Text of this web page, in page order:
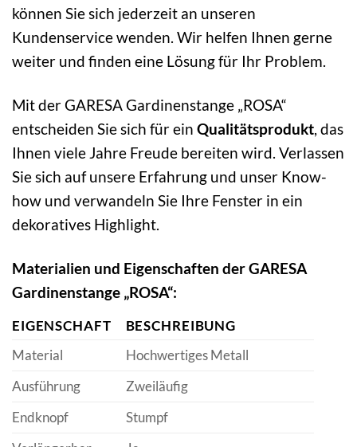
können Sie sich jederzeit an unseren
Kundenservice wenden. Wir helfen Ihnen gerne
weiter und finden eine Lösung für Ihr Problem.
Mit der GARESA Gardinenstange „ROSA“
entscheiden Sie sich für ein Qualitätsprodukt, das
Ihnen viele Jahre Freude bereiten wird. Verlassen
Sie sich auf unsere Erfahrung und unser Know-
how und verwandeln Sie Ihre Fenster in ein
dekoratives Highlight.
Materialien und Eigenschaften der GARESA
Gardinenstange „ROSA“:
EIGENSCHAFT
BESCHREIBUNG
Material
Hochwertiges Metall
Ausführung
Zweiläufig
Endknopf
Stumpf